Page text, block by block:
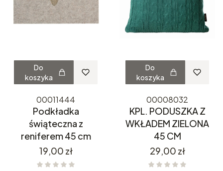
Do
koszyka
00011444
Podkładka
świąteczna z
reniferem 45 cm
Cena
19,00 zł
Do
koszyka
00008032
KPL. PODUSZKA Z
WKŁADEM ZIELONA
45 CM
Cena
29,00 zł